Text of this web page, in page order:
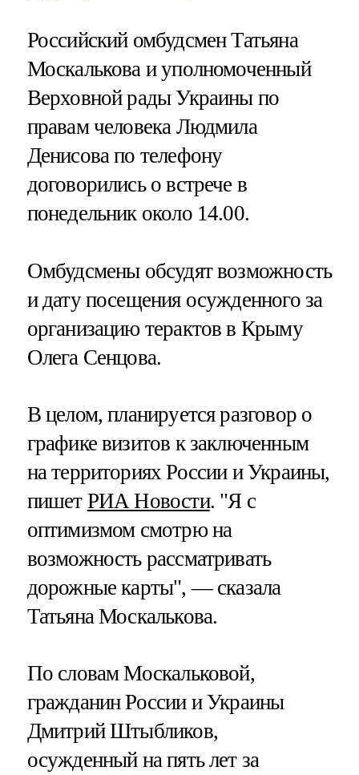
Российский омбудсмен Татьяна
Москалькова и уполномоченный
Верховной рады Украины по
правам человека Людмила
Денисова по телефону
договорились о встрече в
понедельник около 14.00.
Омбудсмены обсудят возможность
и дату посещения осужденного за
организацию терактов в Крыму
Олега Сенцова.
В целом, планируется разговор о
графике визитов к заключенным
на территориях России и Украины,
пишет РИА Новости. "Я с
оптимизмом смотрю на
возможность рассматривать
дорожные карты", — сказала
Татьяна Москалькова.
По словам Москальковой,
гражданин России и Украины
Дмитрий Штыбликов,
осужденный на пять лет за